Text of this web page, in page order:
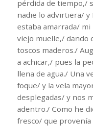
pérdida de tiempo,/
nadie lo advirtiera/
estaba amarrada/ mi
viejo muelle,/ dando
toscos maderos./
a achicar,/ pues la
llena de agua./ Una
foque/ y la vela
desplegadas/ y nos
adentro./ Como he
fresco/ que provenía